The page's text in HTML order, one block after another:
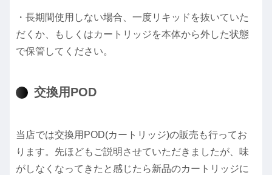
・長期間使用しない場合、一度リキッドを抜いていた
だくか、もしくはカートリッジを本体から外した状態
で保管してください。
交換用POD
当店では交換用POD(カートリッジ)の販売も行ってお
ります。先ほどもご説明させていただきましたが、味
がしなくなってきたと感じたら新品のカートリッジに